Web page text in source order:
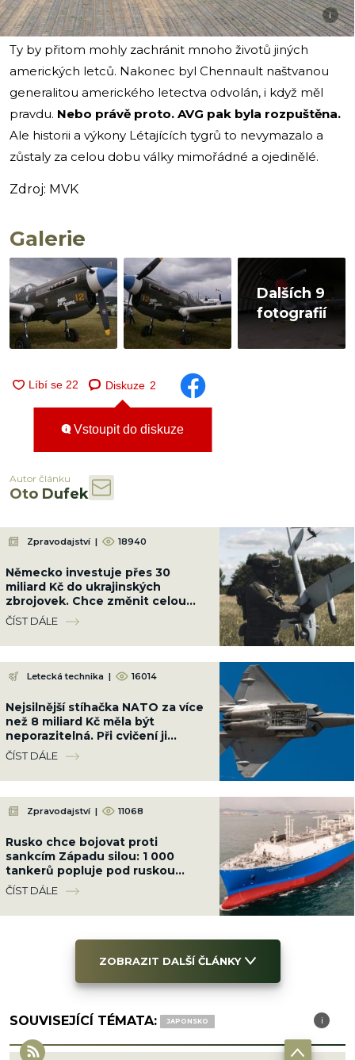
ii
i
Ty by přitom mohly zachránit mnoho životů jiných
amerických letců. Nakonec byl Chennault naštvanou
generalitou amerického letectva odvolán, i když měl
pravdu. Nebo právě proto. AVG pak byla rozpuštěna.
Ale historii a výkony Létajících tygrů to nevymazalo a
zůstaly za celou dobu války mimořádné a ojedinělé.
Zdroj: MVK
Galerie
Dalších 9
fotografií
Diskuze 2
Vstoupit do diskuze
Autor článku
Oto Dufek
Zpravodajství | 18940
Německo investuje přes 30
miliard Kč do ukrajinských
zbrojovek. Chce změnit celou
válku a srazit Rusko na kolena
ČÍST DÁLE
Letecká technika | 16014
Nejsilnější stíhačka NATO za více
než 8 miliard Kč měla být
neporazitelná. Při cvičení ji
sestřelil obyčejný malý letoun
ČÍST DÁLE
Zpravodajství | 11068
Rusko chce bojovat proti
sankcím Západu silou: 1 000
tankerů popluje pod ruskou
vlajkou, chránit je budou
ozbrojenci námořnictva
ČÍST DÁLE
ZOBRAZIT DALŠÍ ČLÁNKY
SOUVISEJÍCÍ TÉMATA: JAPONSKO